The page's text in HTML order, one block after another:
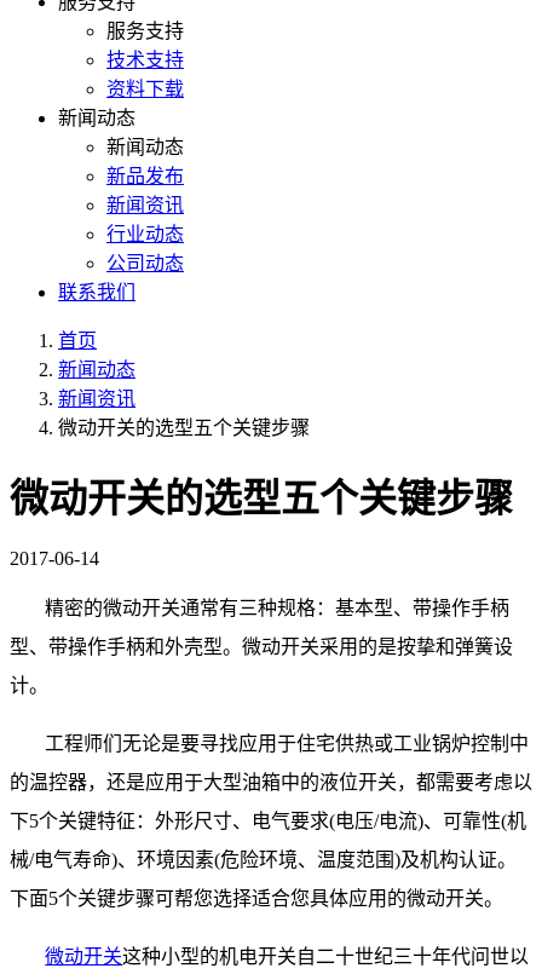
服务支持
技术支持
资料下载
新闻动态
新闻动态
新品发布
新闻资讯
行业动态
公司动态
联系我们
首页
新闻动态
新闻资讯
微动开关的选型五个关键步骤
微动开关的选型五个关键步骤
2017-06-14
精密的微动开关通常有三种规格：基本型、带操作手柄
型、带操作手柄和外壳型。微动开关采用的是按挚和弹簧设
计。
工程师们无论是要寻找应用于住宅供热或工业锅炉控制中
的温控器，还是应用于大型油箱中的液位开关，都需要考虑以
下5个关键特征：外形尺寸、电气要求(电压/电流)、可靠性(机
械/电气寿命)、环境因素(危险环境、温度范围)及机构认证。
下面5个关键步骤可帮您选择适合您具体应用的微动开关。
微动开关这种小型的机电开关自二十世纪三十年代问世以